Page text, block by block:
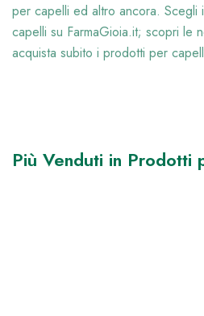
per capelli ed altro ancora. Scegli
capelli su FarmaGioia.it; scopri le
acquista subito i prodotti per
Più Venduti in Prodotti